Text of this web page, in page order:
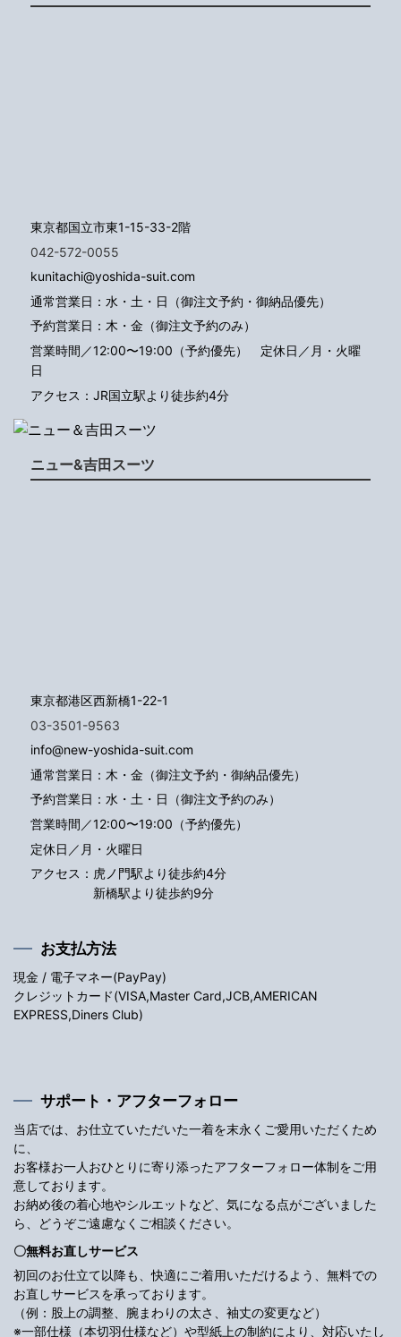
東京都国立市東1-15-33-2階
042-572-0055
kunitachi@yoshida-suit.com
通常営業日：水・土・日（御注文予約・御納品優先）
予約営業日：木・金（御注文予約のみ）
営業時間／12:00〜19:00（予約優先） 定休日／月・火曜
日
アクセス：JR国立駅より徒歩約4分
ニュー&吉田スーツ
東京都港区西新橋1-22-1
03-3501-9563
info@new-yoshida-suit.com
通常営業日：木・金（御注文予約・御納品優先）
予約営業日：水・土・日（御注文予約のみ）
営業時間／12:00〜19:00（予約優先）
定休日／月・火曜日
アクセス： 虎ノ門駅より徒歩約4分
新橋駅より徒歩約9分
お支払方法
現金 / 電子マネー(PayPay)
クレジットカード(VISA,Master Card,JCB,AMERICAN
EXPRESS,Diners Club)
サポート・アフターフォロー
当店では、お仕立ていただいた一着を末永くご愛用いただくため
に、
お客様お一人おひとりに寄り添ったアフターフォロー体制をご用
意しております。
お納め後の着心地やシルエットなど、気になる点がございました
ら、どうぞご遠慮なくご相談ください。
〇無料お直しサービス
初回のお仕立て以降も、快適にご着用いただけるよう、無料での
お直しサービスを承っております。
（例：股上の調整、腕まわりの太さ、袖丈の変更など）
※一部仕様（本切羽仕様など）や型紙上の制約により、対応いたし